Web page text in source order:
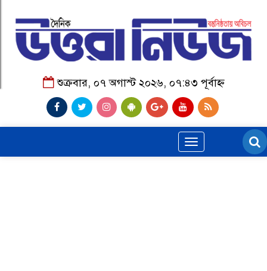
শুক্রবার, ০৭ অগাস্ট ২০২৬, ০৭:৪৩ পূর্বাহ্ন
Toggle
navigation